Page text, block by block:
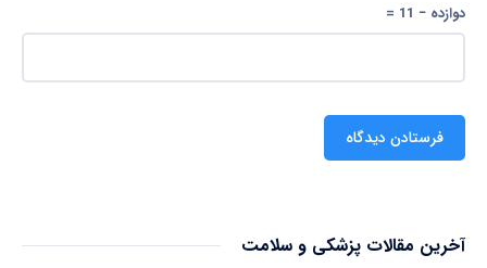
دوازده − 11 =
آخرین مقالات پزشکی و سلامت